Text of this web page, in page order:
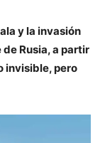
y la invasión
Rusia, a partir
invisible, pero